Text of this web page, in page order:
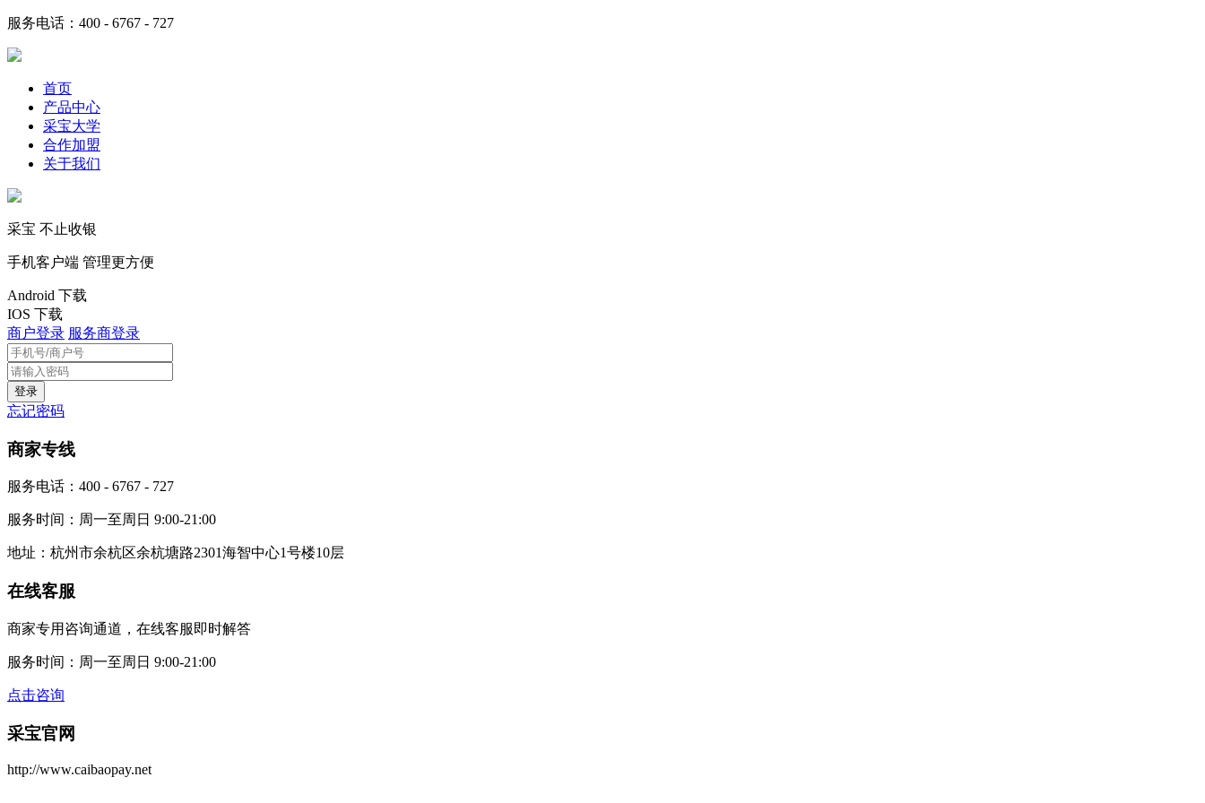
服务电话：400 - 6767 - 727
首页
产品中心
采宝大学
合作加盟
关于我们
采宝 不止收银
手机客户端 管理更方便
Android 下载
IOS 下载
商户登录 服务商登录
忘记密码
商家专线
服务电话：400 - 6767 - 727
服务时间：周一至周日 9:00-21:00
地址：杭州市余杭区余杭塘路2301海智中心1号楼10层
在线客服
商家专用咨询通道，在线客服即时解答
服务时间：周一至周日 9:00-21:00
点击咨询
采宝官网
http://www.caibaopay.net